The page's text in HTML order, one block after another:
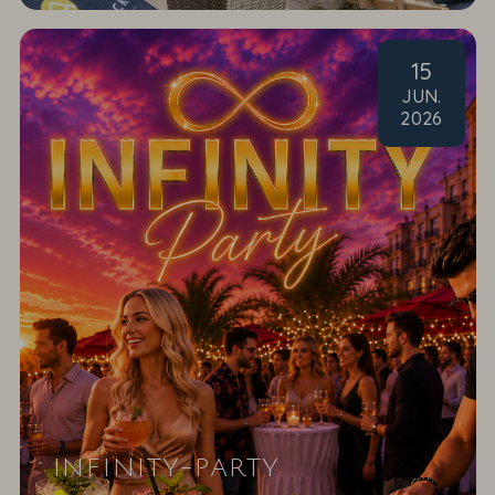
15
JUN.
2026
INFINITY-PARTY